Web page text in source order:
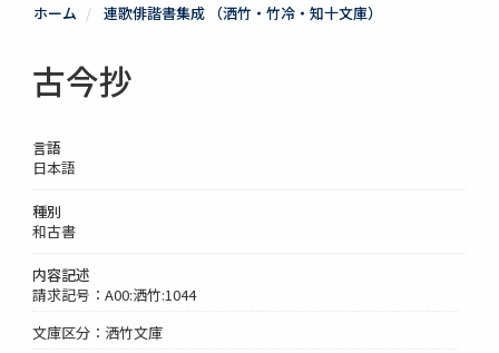
ホーム 連歌俳諧書集成 （洒竹・竹冷・知十文庫）
古今抄
言語
日本語
種別
和古書
内容記述
請求記号：A00:洒竹:1044
文庫区分：洒竹文庫